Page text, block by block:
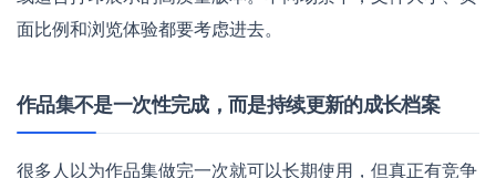
面比例和浏览体验都要考虑进去。
作品集不是一次性完成，而是持续更新的成长档案
很多人以为作品集做完一次就可以长期使用，但真正有竞争